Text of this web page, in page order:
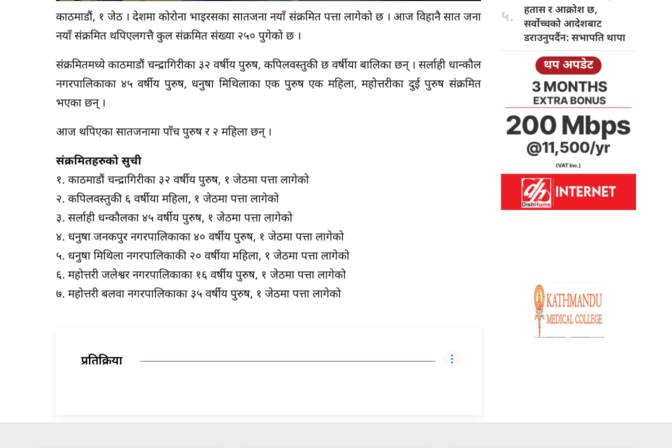
काठमाडौं, १ जेठ । देशमा कोरोना भाइरसका सातजना नयाँ संक्रमित पत्ता लागेको छ । आज विहानै सात जना
नयाँ संक्रमित थपिएलगत्तै कुल संक्रमित संख्या २५० पुगेको छ ।
संक्रमितमध्ये काठमाडौं चन्द्रागिरीका ३२ वर्षीय पुरुष, कपिलवस्तुकी छ वर्षीया बालिका छन् । सर्लाही धान्कौल
नगरपालिकाका ४५ वर्षीय पुरुष, धनुषा मिथिलाका एक पुरुष एक महिला, महोत्तरीका दुई पुरुष संक्रमित
भएका छन् ।
आज थपिएका सातजनामा पाँच पुरुष र २ महिला छन् ।
संक्रमितहरुको सुची
१. काठमाडौं चन्द्रागिरीका ३२ वर्षीय पुरुष, १ जेठमा पत्ता लागेको
२. कपिलवस्तुकी ६ वर्षीया महिला, १ जेठमा पत्ता लागेको
३. सर्लाही धन्कौलका ४५ वर्षीय पुरुष, १ जेठमा पत्ता लागेको
४. धनुषा जनकपुर नगरपालिकाका ४० वर्षीय पुरुष, १ जेठमा पत्ता लागेको
५. धनुषा मिथिला नगरपालिकाकी २० वर्षीया महिला, १ जेठमा पत्ता लागेको
६. महोत्तरी जलेश्वर नगरपालिकाका १६ वर्षीय पुरुष, १ जेठमा पत्ता लागेको
७. महोत्तरी बलवा नगरपालिकाका ३५ वर्षीय पुरुष, १ जेठमा पत्ता लागेको
प्रतिक्रिया
५.
हतास र आक्रोश छ,
सर्वोच्चको आदेशबाट
डराउनुपर्दैन: सभापति थापा
थप अपडेट